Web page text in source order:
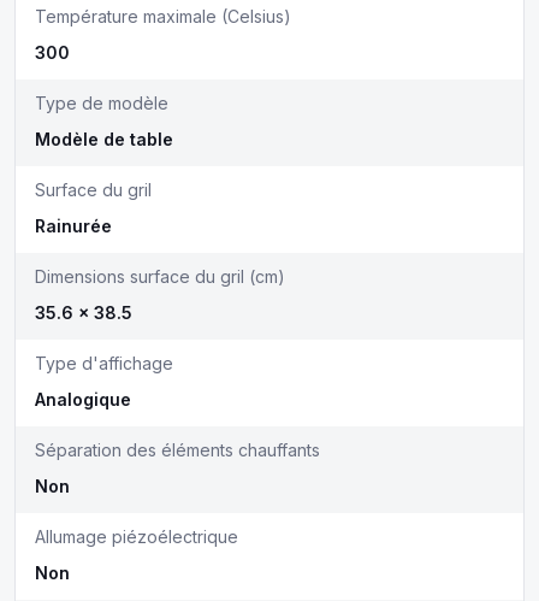
Température maximale (Celsius)
300
Type de modèle
Modèle de table
Surface du gril
Rainurée
Dimensions surface du gril (cm)
35.6 x 38.5
Type d'affichage
Analogique
Séparation des éléments chauffants
Non
Allumage piézoélectrique
Non